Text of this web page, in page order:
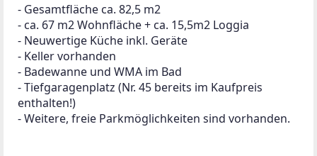
- Gesamtfläche ca. 82,5 m2
- ca. 67 m2 Wohnfläche + ca. 15,5m2 Loggia
- Neuwertige Küche inkl. Geräte
- Keller vorhanden
- Badewanne und WMA im Bad
- Tiefgaragenplatz (Nr. 45 bereits im Kaufpreis
enthalten!)
- Weitere, freie Parkmöglichkeiten sind vorhanden.